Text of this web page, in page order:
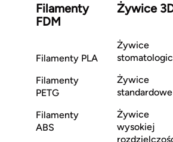
Filamenty
FDM
Filamenty PLA
Filamenty
PETG
Filamenty
ABS
Żywice
Żywice
Żywice
standardowe
Żywice
wysokiej